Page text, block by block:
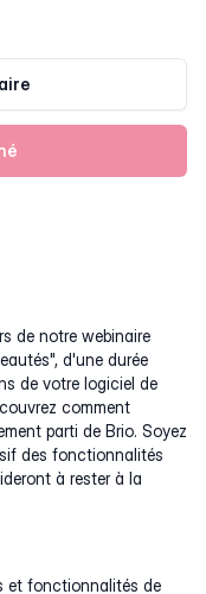
de notre webinaire
d'une durée
de votre logiciel de
comment
parti de Brio. Soyez
des fonctionnalités
à rester à la
et fonctionnalités de